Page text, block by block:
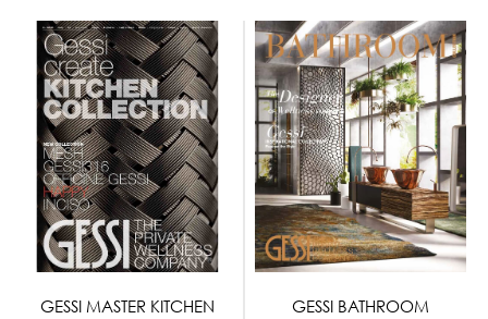
GESSI MASTER KITCHEN GESSI BATHROOM